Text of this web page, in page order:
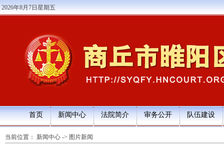
2026年8月7日星期五
首页 新闻中心 法院简介 审务公开 队伍建设
当前位置： 新闻中心 -> 图片新闻